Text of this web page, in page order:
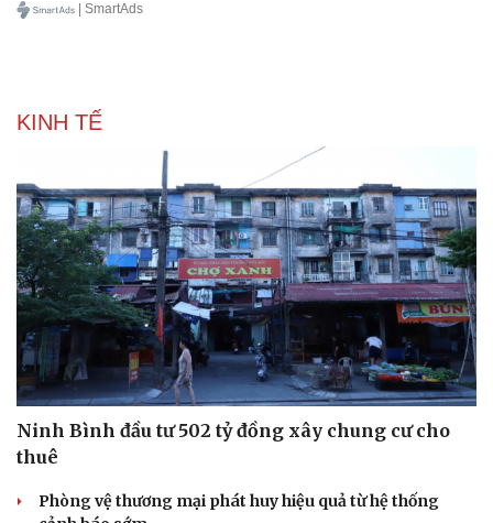
| SmartAds
KINH TẾ
Ninh Bình đầu tư 502 tỷ đồng xây chung cư cho
thuê
Phòng vệ thương mại phát huy hiệu quả từ hệ thống